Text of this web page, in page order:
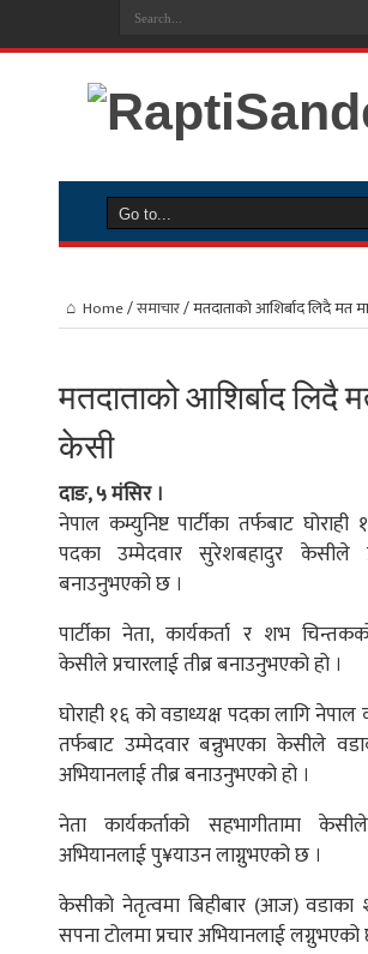
Home/समाचार/मतदाताको आशिर्बाद लिदै मत
मतदाताको आशिर्बाद लिदै
केसी
दाङ, ५ मंसिर ।
नेपाल कम्युनिष्ट पार्टीका तर्फबाट
पदका उम्मेदवार सुरेशबहादुर केसीले
बनाउनुभएको छ ।
पार्टीका नेता, कार्यकर्ता र शभ
केसीले प्रचारलाई तीब्र बनाउनुभएको हो ।
घोराही १६ को वडाध्यक्ष पदका लागि नेपाल
तर्फबाट उम्मेदवार बन्नुभएका केसीले
अभियानलाई तीब्र बनाउनुभएको हो ।
नेता कार्यकर्ताको सहभागीतामा
अभियानलाई पु¥याउन लाग्नुभएको छ ।
केसीको नेतृत्वमा बिहीबार (आज) वडाका
सपना टोलमा प्रचार अभियानलाई लग्नुभएको